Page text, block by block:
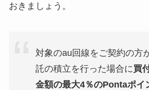
おきましょう。
対象のau回線をご契約の方
託の積立を行った場合に買
金額の最大4％のPontaポイ